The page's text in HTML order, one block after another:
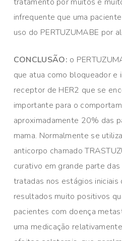
infrequente que uma
uso do PERTUZUMABE por
CONCLUSÃO: o
que atua como bloqueador e
receptor de HER2 que se
importante para o
aproximadamente 20% das
mama. Normalmente se
anticorpo chamado
curativo em grande parte
tratadas nos estágios iniciais
resultados muito positivos
pacientes com doença
uma medicação